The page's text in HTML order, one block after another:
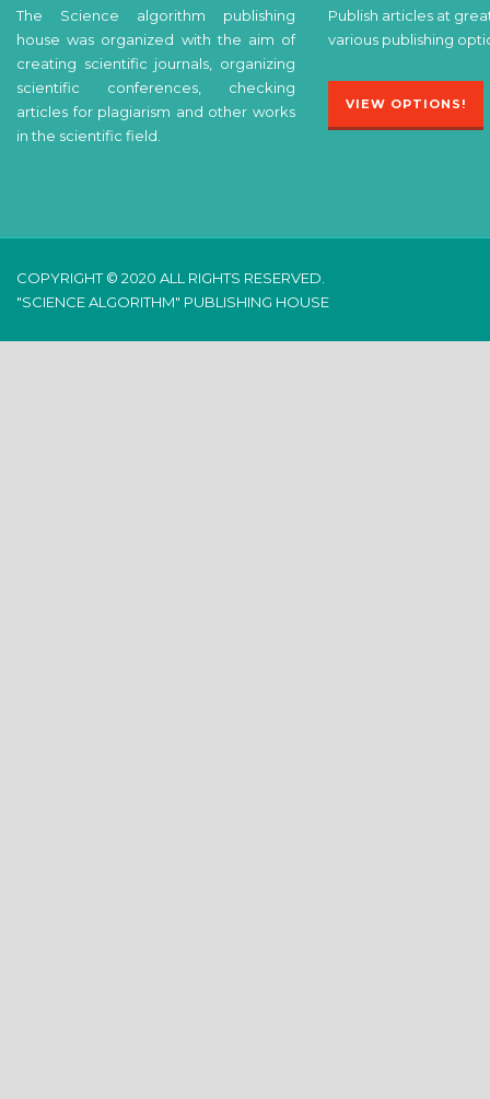
The Science algorithm publishing
house was organized with the aim of
creating scientific journals, organizing
scientific conferences, checking
articles for plagiarism and other works
in the scientific field.
Publish articles at
various publishing
VIEW OPTIONS!
COPYRIGHT © 2020 ALL RIGHTS RESERVED.
"SCIENCE ALGORITHM" PUBLISHING HOUSE